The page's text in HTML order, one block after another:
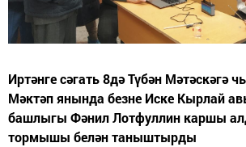
Иртәнге сәгать 8дә Түбән Мәтәскәгә
Мәктәп янында безне Иске Кырлай
башлыгы Фәнил Лотфуллин каршы
тормышы белән таныштырды